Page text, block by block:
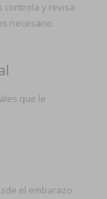
controla y revisa
necesario.
que le
el embarazo